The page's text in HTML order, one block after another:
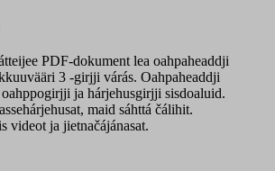
PDF-dokument lea oahpaheaddji
3 -girjji várás. Oahpaheaddji
ja hárjehusgirjji sisdoaluid.
maid sáhttá čálihit.
videot ja jietnačájánasat.